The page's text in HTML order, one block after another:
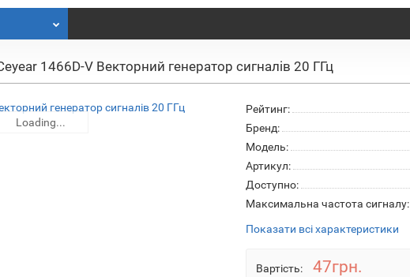
1466D-V Векторний генератор сигналів 20 ГГц
Loading...
Loading...
Рейтинг:
Бренд:
Модель:
Артикул:
Доступно:
Максимальна частота сигналу:
Показати всі характеристики
Вартість: 47грн.